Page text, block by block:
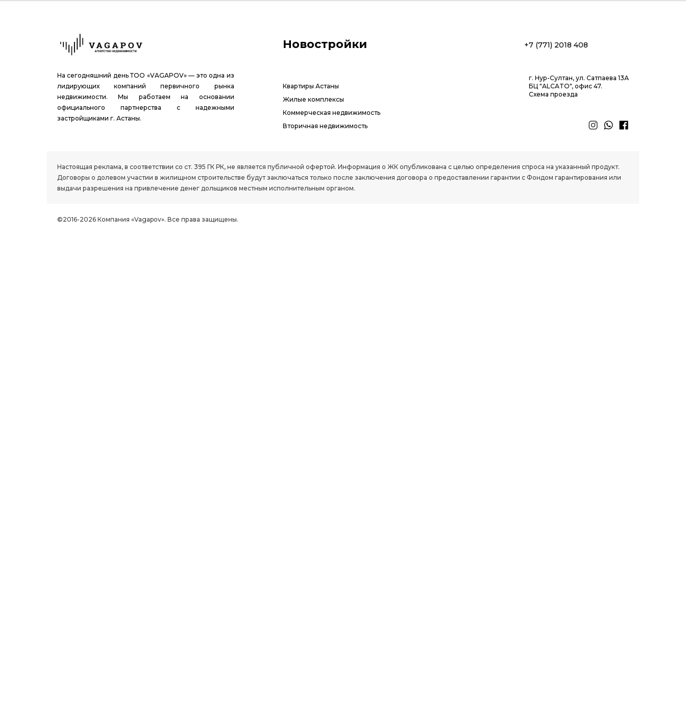
На сегодняшний день ТОО «VAGAPOV» — это одна из
лидирующих компаний первичного рынка
недвижимости. Мы работаем на основании
официального партнерства с надежными
застройщиками г. Астаны.
Новостройки
Квартиры Астаны
Жилые комплексы
Коммерческая недвижимость
Вторичная недвижимость
+7 (771) 2018 408
г. Нур-Султан, ул. Сатпаева 13А
БЦ "ALCATO", офис 47.
Схема проезда
Настоящая реклама, в соответствии со ст. 395 ГК РК, не является публичной офертой. Информация о ЖК опубликована с целью определения спроса на указанный продукт.
Договоры о долевом участии в жилищном строительстве будут заключаться только после заключения договора о предоставлении гарантии с Фондом гарантирования или
выдачи разрешения на привлечение денег дольщиков местным исполнительным органом.
©2016-2026 Компания «Vagapov». Все права защищены.